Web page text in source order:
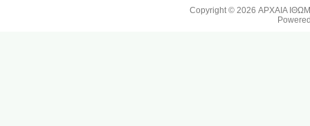
Copyright © 2026ΑΡΧΑΙΑ